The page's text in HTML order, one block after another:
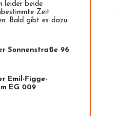
leider beide
Zeit
Bald gibt es dazu
Sonnenstraße 96
Emil-Figge-
EG 009